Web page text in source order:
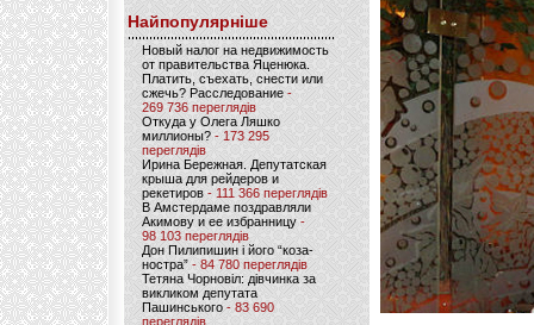
Найпопулярніше
Новый налог на недвижимость
от правительства Яценюка.
Платить, съехать, снести или
сжечь? Расследование-
269 736 переглядів
Откуда у Олега Ляшко
миллионы? - 173 295
переглядів
Ирина Бережная. Депутатская
крыша для рейдеров и
рекетиров - 111 366 переглядів
В Амстердаме поздравляли
Акимову и ее избранницу -
98 103 переглядів
Дон Пилипишин і його “коза-
ностра” - 84 780 переглядів
Тетяна Чорновіл: дівчинка за
викликом депутата
Пашинського- 83 690
переглядів